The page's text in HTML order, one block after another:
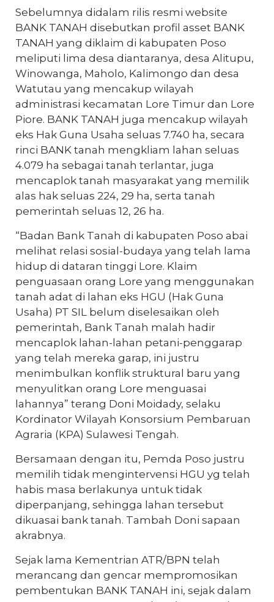
Sebelumnya didalam rilis resmi website
BANK TANAH disebutkan profil asset BANK
TANAH yang diklaim di kabupaten Poso
meliputi lima desa diantaranya, desa Alitupu,
Winowanga, Maholo, Kalimongo dan desa
Watutau yang mencakup wilayah
administrasi kecamatan Lore Timur dan Lore
Piore. BANK TANAH juga mencakup wilayah
eks Hak Guna Usaha seluas 7.740 ha, secara
rinci BANK tanah mengkliam lahan seluas
4.079 ha sebagai tanah terlantar, juga
mencaplok tanah masyarakat yang memilik
alas hak seluas 224, 29 ha, serta tanah
pemerintah seluas 12, 26 ha.
“Badan Bank Tanah di kabupaten Poso abai
melihat relasi sosial-budaya yang telah lama
hidup di dataran tinggi Lore. Klaim
penguasaan orang Lore yang menggunakan
tanah adat di lahan eks HGU (Hak Guna
Usaha) PT SIL belum diselesaikan oleh
pemerintah, Bank Tanah malah hadir
mencaplok lahan-lahan petani-penggarap
yang telah mereka garap, ini justru
menimbulkan konflik struktural baru yang
menyulitkan orang Lore menguasai
lahannya” terang Doni Moidady, selaku
Kordinator Wilayah Konsorsium Pembaruan
Agraria (KPA) Sulawesi Tengah.
Bersamaan dengan itu, Pemda Poso justru
memilih tidak mengintervensi HGU yg telah
habis masa berlakunya untuk tidak
diperpanjang, sehingga lahan tersebut
dikuasai bank tanah. Tambah Doni sapaan
akrabnya.
Sejak lama Kementrian ATR/BPN telah
merancang dan gencar mempromosikan
pembentukan BANK TANAH ini, sejak dalam